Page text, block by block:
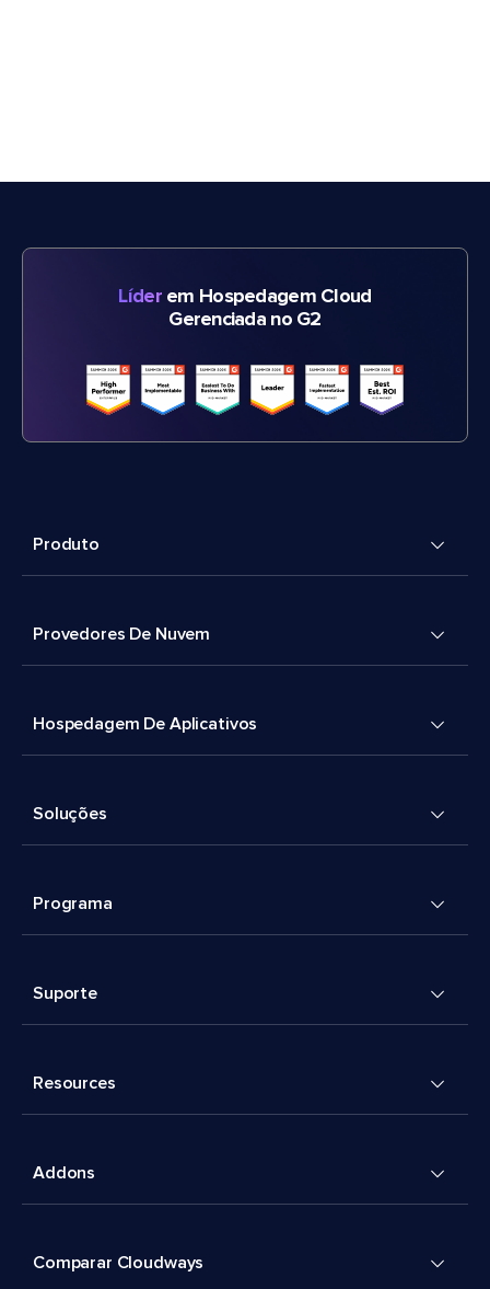
Líderem Hospedagem Cloud
Gerenciada no G2
Produto
Provedores De Nuvem
Hospedagem De Aplicativos
Soluções
Programa
Suporte
Resources
Addons
Comparar Cloudways